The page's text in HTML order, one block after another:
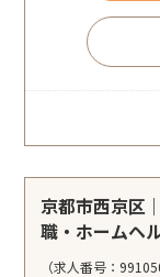
京都市西京区
職・ホームヘ
（求人番号：